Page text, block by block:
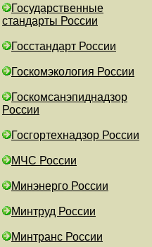
Государственные
стандарты России
Госстандарт России
Госкомэкология России
Госкомсанэпиднадзор
России
Госгортехнадзор России
МЧС России
Минэнерго России
Минтруд России
Минтранс России